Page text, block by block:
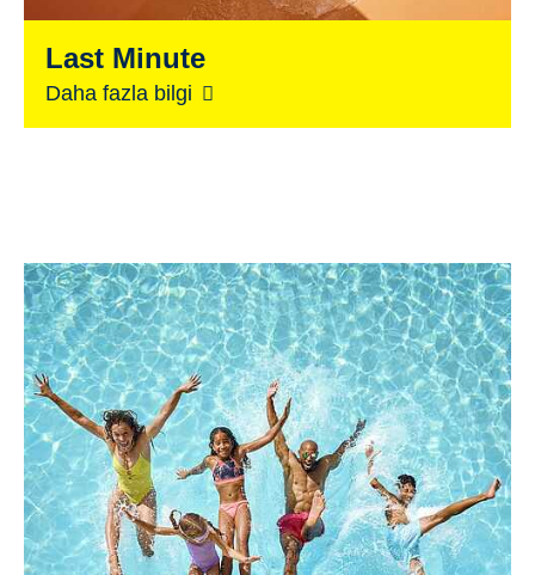
Last Minute
Daha fazla bilgi